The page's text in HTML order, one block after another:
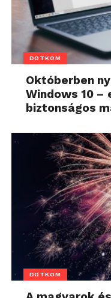
DOTKOM
Októberben
Windows 10 –
biztonságos
DOTKOM